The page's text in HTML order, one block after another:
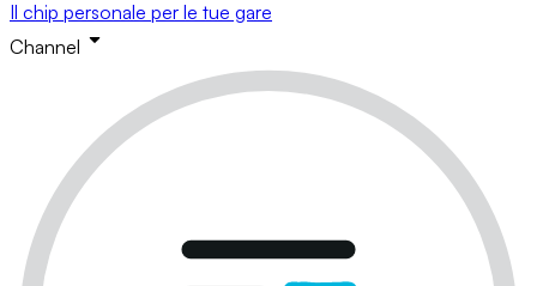
Il chip personale per le tue gare
Channel